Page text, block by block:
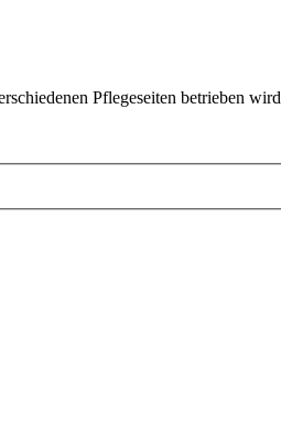
Pflegeseiten betrieben wird